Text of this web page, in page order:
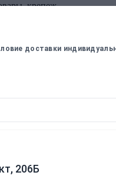
крепеж
инструменты
и просекатели
инструмент
разметочный
доставки
206Б